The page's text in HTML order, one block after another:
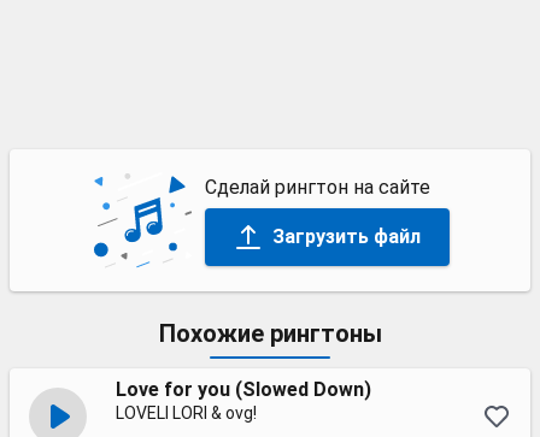
Сделай рингтон на сайте
Загрузить файл
Похожие рингтоны
Love for you (Slowed Down)
LOVELI LORI & ovg!